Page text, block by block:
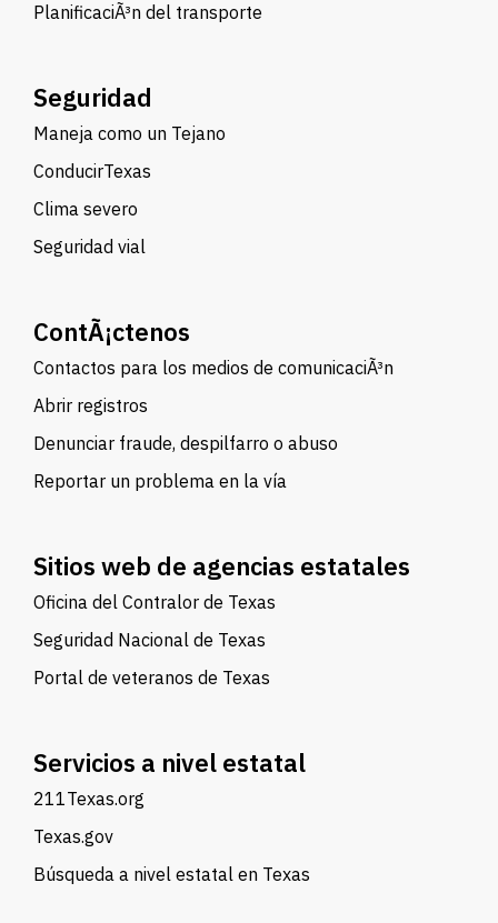
PlanificaciÃ³n del transporte
Seguridad
Maneja como un Tejano
ConducirTexas
Clima severo
Seguridad vial
ContÃ¡ctenos
Contactos para los medios de comunicaciÃ³n
Abrir registros
Denunciar fraude, despilfarro o abuso
Reportar un problema en la vía
Sitios web de agencias estatales
Oficina del Contralor de Texas
Seguridad Nacional de Texas
Portal de veteranos de Texas
Servicios a nivel estatal
211Texas.org
Texas.gov
Búsqueda a nivel estatal en Texas